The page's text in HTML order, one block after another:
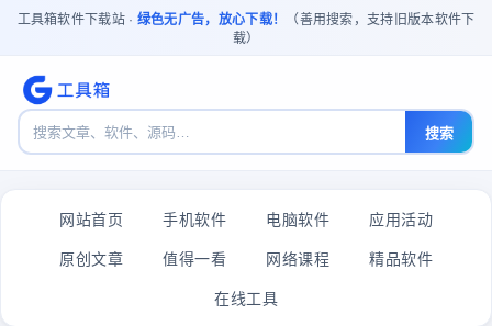
工具箱软件下载站 · 绿色无广告，放心下载！
（善用搜索，支持旧版本软件下
载）
搜索
网站首页 手机软件 电脑软件 应用活动
原创文章 值得一看 网络课程 精品软件
在线工具